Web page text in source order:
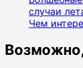
случаи
Чем